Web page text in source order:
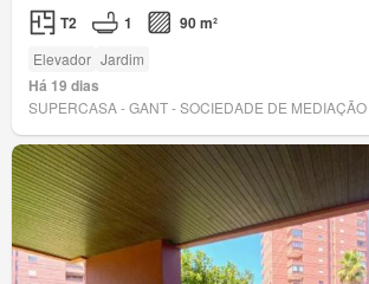
T2 1 90 m²
Elevador Jardim
Há 19 dias